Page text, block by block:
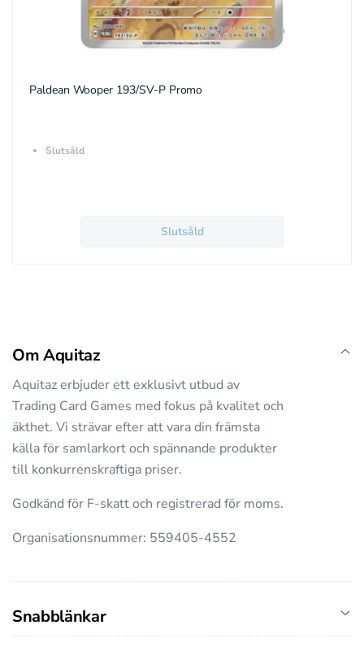
Paldean Wooper 193/SV-P Promo
Slutsåld
Slutsåld
Om Aquitaz
Aquitaz erbjuder ett exklusivt utbud av
Trading Card Games med fokus på kvalitet och
äkthet. Vi strävar efter att vara din främsta
källa för samlarkort och spännande produkter
till konkurrenskraftiga priser.
Godkänd för F-skatt och registrerad för moms.
Organisationsnummer: 559405-4552
Snabblänkar